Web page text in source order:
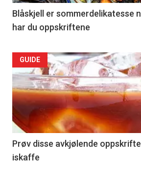
Right
Blåskjell er sommerdelikatesse
har du oppskriftene
Articler
-
section
39
Left
GUIDE
Prøv disse avkjølende
iskaffe